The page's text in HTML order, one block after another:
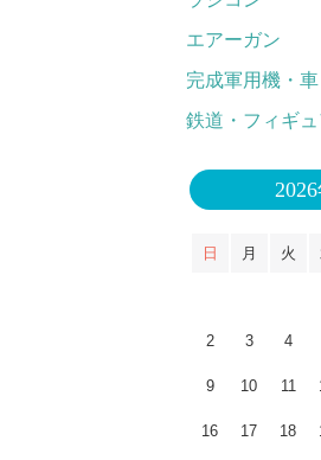
エアーガン
完成軍用機・車
鉄道・フィギ
日 月 火
2 3 4
9 10 11
16 17 18